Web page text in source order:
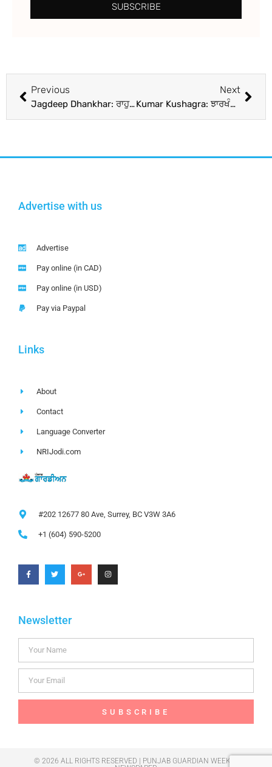
SUBSCRIBE
Previous
Jagdeep Dhankhar: ਰਾਹੁਲ ਗਾਂਧੀ ਨੇ ਬਣਾਈ ਵੀਡੀਓ, ਭੜਕੇ ਉਪ ਰਾਸ਼ਟਰਪਤੀ ਨੇ ਸਦਨ ‘ਚ ਕੀਤੀ ਤਾੜਨਾ; ਕਿਹਾ- ਉਨ੍ਹਾਂ ਨੂੰ ਸਦਬੁੱਧੀ ਆਵੇ
Next
Kumar Kushagra: ਝਾਰਖੰਡ ਤੋਂ ਅਗਲਾ MS Dhoni! ਆਈਪੀਐੱਲ ‘ਚ ਦਿੱਲੀ ਕੈਪੀਟਲਸ ਨੇ ₹ 7.2 ਕਰੋੜ ‘ਚ ਖਰੀਦਿਆ; ਜਾਣੋ ਪੂਰਾ Background
Advertise with us
Advertise
Pay online (in CAD)
Pay online (in USD)
Pay via Paypal
Links
About
Contact
Language Converter
NRIJodi.com
#202 12677 80 Ave, Surrey, BC V3W 3A6
+1 (604) 590-5200
Newsletter
SUBSCRIBE
© 2026 ALL RIGHTS RESERVED | PUNJAB GUARDIAN WEEKLY